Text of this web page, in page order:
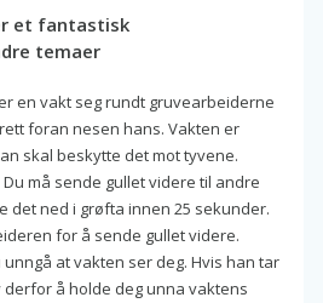
et fantastisk
temaer
en vakt seg rundt gruvearbeiderne
foran nesen hans. Vakten er
skal beskytte det mot tyvene.
må sende gullet videre til andre
det ned i grøfta innen 25 sekunder.
for å sende gullet videre.
at vakten ser deg. Hvis han tar
derfor å holde deg unna vaktens